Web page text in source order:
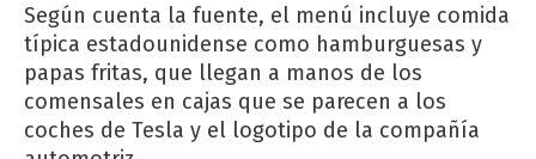
Según cuenta la fuente, el menú incluye comida
típica estadounidense como hamburguesas y
papas fritas, que llegan a manos de los
comensales en cajas que se parecen a los
coches de Tesla y el logotipo de la compañía